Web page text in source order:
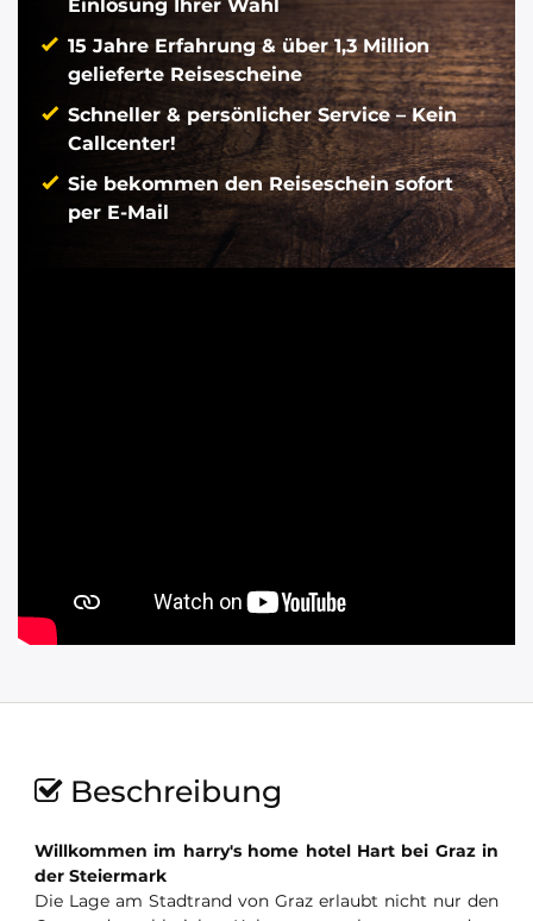
Einlösung Ihrer Wahl
15 Jahre Erfahrung & über 1,3 Million
gelieferte Reisescheine
Schneller & persönlicher Service – Kein
Callcenter!
Sie bekommen den Reiseschein sofort
per E-Mail
Beschreibung
Willkommen im harry's home hotel Hart bei Graz in
der Steiermark
Die Lage am Stadtrand von Graz erlaubt nicht nur den